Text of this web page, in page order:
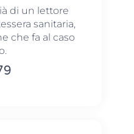
di un lettore
sanitaria,
che fa al caso